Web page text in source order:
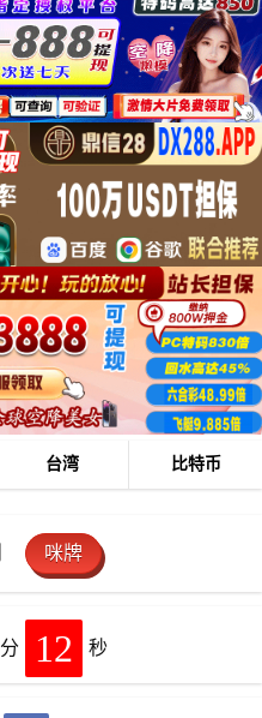
台湾 比特币
咪牌
分 12 秒